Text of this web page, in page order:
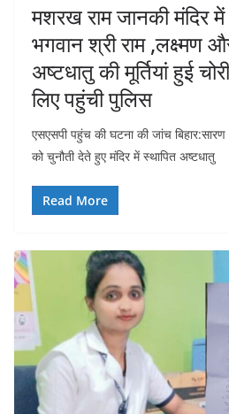
मशरख राम जानकी मंदिर
भगवान श्री राम ,लक्ष्मण
अष्टधातु की मूर्तियां हुई
लिए पहुंची पुलिस
एसएसपी पहुंच की घटना की जांच
को चुनौती देते हुए मंदिर में स्थापित अष्टधातु
Read More